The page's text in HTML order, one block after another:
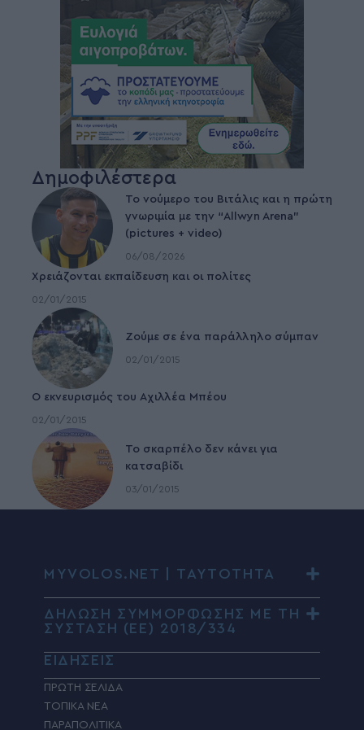
Δημοφιλέστερα
Το νούμερο του Βιτάλις και η πρώτη
γνωριμία με την “Allwyn Arena”
(pictures + video)
06/08/2026
Χρειάζονται εκπαίδευση και οι πολίτες
02/01/2015
Ζούμε σε ένα παράλληλο σύμπαν
02/01/2015
Ο εκνευρισμός του Αχιλλέα Μπέου
02/01/2015
To σκαρπέλο δεν κάνει για
κατσαβίδι
03/01/2015
MYVOLOS.NET | ΤΑΥΤΟΤΗΤΑ
ΔΗΛΩΣΗ ΣΥΜΜΟΡΦΩΣΗΣ ΜΕ ΤΗ
ΣΥΣΤΑΣΗ (ΕΕ) 2018/334
ΕΙΔΗΣΕΙΣ
ΠΡΩΤΗ ΣΕΛΙΔΑ
ΤΟΠΙΚΑ ΝΕΑ
ΠΑΡΑΠΟΛΙΤΙΚΑ